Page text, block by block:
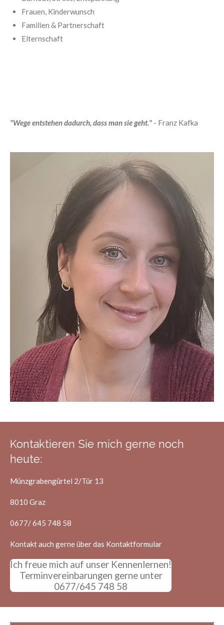
Frauen, Kinderwunsch
Familien & Partnerschaft
Elternschaft
"Wege entstehen dadurch, dass man sie geht." - Franz Kafka
Kontaktieren Sie mich gerne noch
heute:
Münzgrabengürtel 2/Tür 13
8010 Graz
0677/ 645 748 58
Kontakt auch gerne über das Kontaktformular
Ich freue mich auf unser Kennenlernen!
Terminvereinbarungen gerne unter
0677/645 748 58